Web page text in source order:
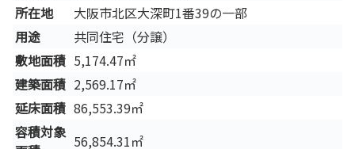
所在地
大阪市北区大深町1番39の一部
用途
共同住宅（分譲）
敷地面積 5,174.47㎡
建築面積 2,569.17㎡
延床面積 86,553.39㎡
容積対象 56,854.31㎡